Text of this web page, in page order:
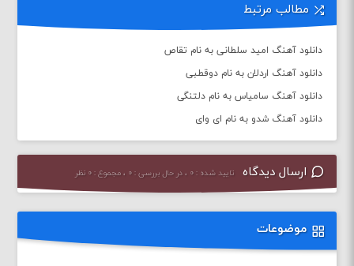
مطالب مرتبط
دانلود آهنگ امید سلطانی به نام تقاص
دانلود آهنگ اردلان به نام دوقطبی
دانلود آهنگ سامیاس به نام دلتنگی
دانلود آهنگ شدو به نام ای وای
ارسال دیدگاه تایید شده : ۰ ، در حال بررسی : ۰ ، مجموع : ۰ نظر
موضوعات